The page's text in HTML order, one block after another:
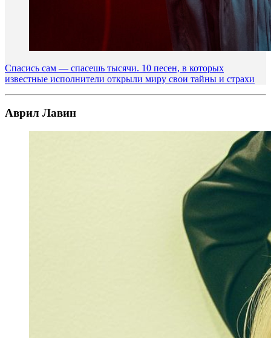
Спасись сам — спасешь тысячи. 10 песен, в которых
известные исполнители открыли миру свои тайны и страхи
Аврил Лавин